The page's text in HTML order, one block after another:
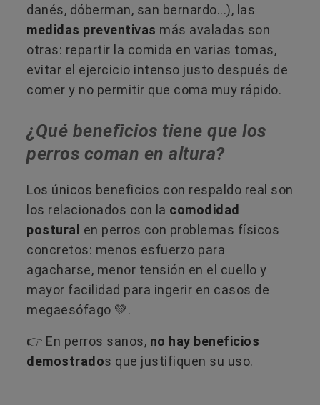
danés, dóberman, san bernardo...), las
medidas preventivas más avaladas son
otras: repartir la comida en varias tomas,
evitar el ejercicio intenso justo después de
comer y no permitir que coma muy rápido.
¿Qué beneficios tiene que los
perros coman en altura?
Los únicos beneficios con respaldo real son
los relacionados con la comodidad
postural
en perros con problemas físicos
concretos: menos esfuerzo para
agacharse, menor tensión en el cuello y
mayor facilidad para ingerir en casos de
megaesófago 💚.
👉 En perros sanos, no hay beneficios
demostrados que justifiquen su uso.